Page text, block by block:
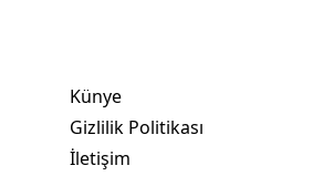
Künye
Gizlilik Politikası
İletişim